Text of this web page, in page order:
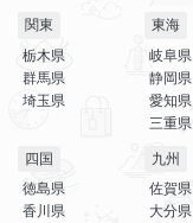
関東
栃木県
群馬県
埼玉県
東海
岐阜県
静岡県
愛知県
三重県
四国
徳島県
香川県
九州
佐賀県
大分県